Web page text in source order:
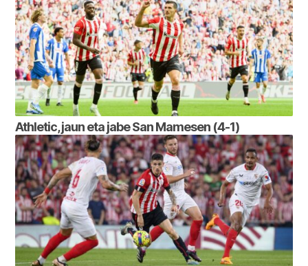
Athletic, jaun eta jabe San Mamesen (4-1)